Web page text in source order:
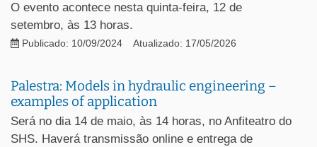
O evento acontece nesta quinta-feira, 12 de
setembro, às 13 horas.
Publicado: 10/09/2024 Atualizado: 17/05/2026
Palestra: Models in hydraulic engineering –
examples of application
Será no dia 14 de maio, às 14 horas, no Anfiteatro do
SHS. Haverá transmissão online e entrega de